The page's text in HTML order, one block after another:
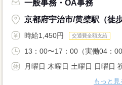
一般事務・OA事務
京都府宇治市/黄檗駅（徒歩
時給1,450円 交通費全額支給
13：00〜17：00（実働04：
月曜日 木曜日 土曜日 日曜日
もっと見